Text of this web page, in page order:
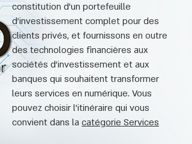
constitution d'un portefeuille
d'investissement complet pour des
clients privés, et fournissons en outre
des technologies financières aux
sociétés d'investissement et aux
banques qui souhaitent transformer
leurs services en numérique. Vous
pouvez choisir l'itinéraire qui vous
convient dans la catégorie Services